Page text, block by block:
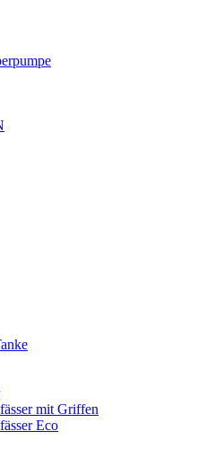
mit Griffen
Eco